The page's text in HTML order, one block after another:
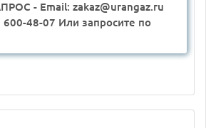
- Email: zakaz@urangaz.ru
48-07 Или запросите по